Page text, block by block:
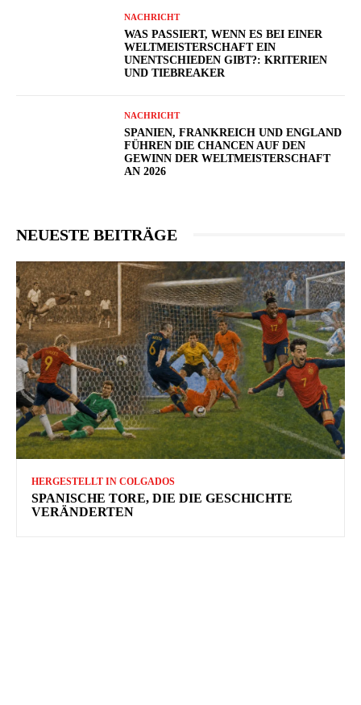
NACHRICHT
WAS PASSIERT, WENN ES BEI EINER
WELTMEISTERSCHAFT EIN
UNENTSCHIEDEN GIBT?: KRITERIEN
UND TIEBREAKER
NACHRICHT
SPANIEN, FRANKREICH UND ENGLAND
FÜHREN DIE CHANCEN AUF DEN
GEWINN DER WELTMEISTERSCHAFT
AN 2026
NEUESTE BEITRÄGE
HERGESTELLT IN COLGADOS
SPANISCHE TORE, DIE DIE GESCHICHTE
VERÄNDERTEN